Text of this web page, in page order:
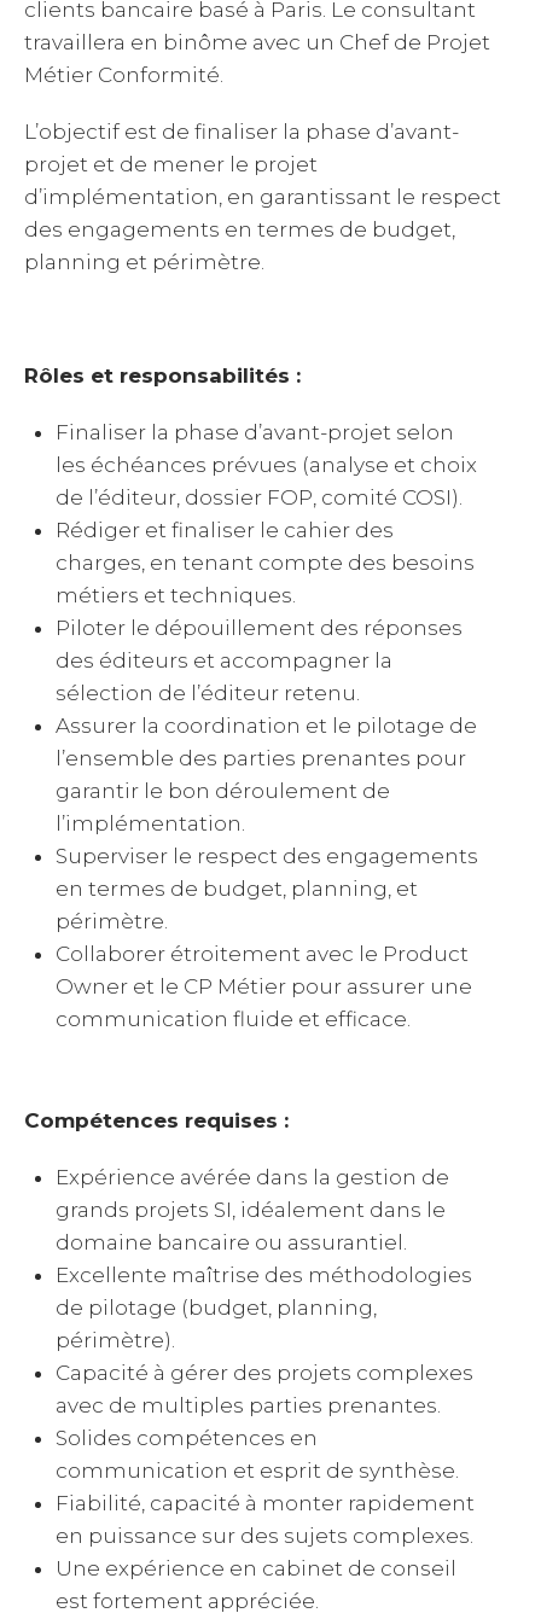
clients bancaire basé à Paris. Le consultant
travaillera en binôme avec un Chef de Projet
Métier Conformité.
L’objectif est de finaliser la phase d’avant-
projet et de mener le projet
d’implémentation, en garantissant le respect
des engagements en termes de budget,
planning et périmètre.
Rôles et responsabilités :
Finaliser la phase d’avant-projet selon
les échéances prévues (analyse et choix
de l’éditeur, dossier FOP, comité COSI).
Rédiger et finaliser le cahier des
charges, en tenant compte des besoins
métiers et techniques.
Piloter le dépouillement des réponses
des éditeurs et accompagner la
sélection de l’éditeur retenu.
Assurer la coordination et le pilotage de
l’ensemble des parties prenantes pour
garantir le bon déroulement de
l’implémentation.
Superviser le respect des engagements
en termes de budget, planning, et
périmètre.
Collaborer étroitement avec le Product
Owner et le CP Métier pour assurer une
communication fluide et efficace.
Compétences requises :
Expérience avérée dans la gestion de
grands projets SI, idéalement dans le
domaine bancaire ou assurantiel.
Excellente maîtrise des méthodologies
de pilotage (budget, planning,
périmètre).
Capacité à gérer des projets complexes
avec de multiples parties prenantes.
Solides compétences en
communication et esprit de synthèse.
Fiabilité, capacité à monter rapidement
en puissance sur des sujets complexes.
Une expérience en cabinet de conseil
est fortement appréciée.